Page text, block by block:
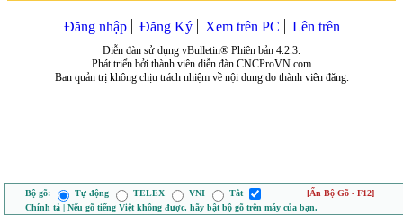
Đăng nhập Đăng Ký Xem trên PC Lên trên
Diễn đàn sử dụng vBulletin® Phiên bản 4.2.3.
Phát triển bởi thành viên diễn đàn CNCProVN.com
Ban quản trị không chịu trách nhiệm về nội dung do thành viên đăng.
Bộ gõ: Tự động TELEX VNI Tắt
[Ẩn Bộ Gõ - F12]
Chính tả | Nếu gõ tiếng Việt không được, hãy bật bộ gõ trên máy của bạn.